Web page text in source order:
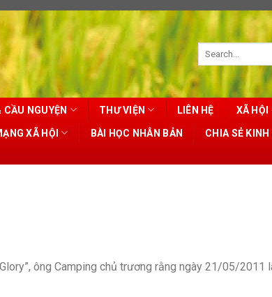
NGUYỆN THƯ VIỆN LIÊN HỆ XÃ HỘI
XÃ HỘI BÀI HỌC NHÂN BẢN CHIA SẺ
ông Camping chủ trương rằng ngày 21/05/2011